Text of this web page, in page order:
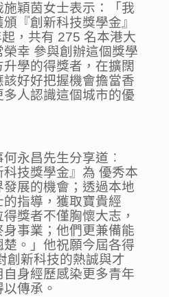
穎茵女士表示：「我
『創新科技獎學金』
，共有 275 名本港大
幸 參與創辦這個獎學
學的得獎者，在擴闊
好好把握機會擔當香
人認識這個城市的優
永昌先生分享道︰
科技獎學金』為 優秀本
展的機會；透過本地
指導，獲取寶貴經
獎者不僅胸懷大志，
事業；他們更兼備能
。」他祝願今屆各得
創新科技的熱誠與才
身經歷感染更多青年
傳承。